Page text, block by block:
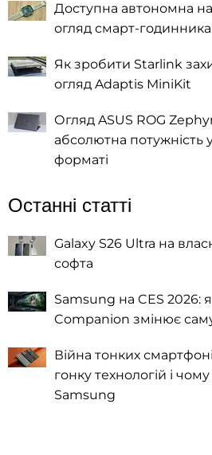
Доступна автономна
огляд смарт-
Як зробити Starlink
огляд Adaptis MiniKit
Огляд ASUS ROG
абсолютна потужність
форматі
Останні статті
Galaxy S26 Ultra на
софта
Samsung на CES 2026:
Companion змінює
Війна тонких
гонку технологій і
Samsung